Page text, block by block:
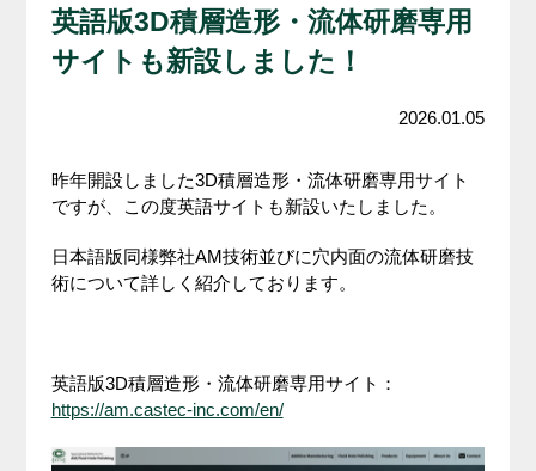
英語版3D積層造形・流体研磨専用
サイトも新設しました！
2026.01.05
昨年開設しました3D積層造形・流体研磨専用サイト
ですが、この度英語サイトも新設いたしました。
日本語版同様弊社AM技術並びに穴内面の流体研磨技
術について詳しく紹介しております。
英語版3D積層造形・流体研磨専用サイト：
https://am.castec-inc.com/en/